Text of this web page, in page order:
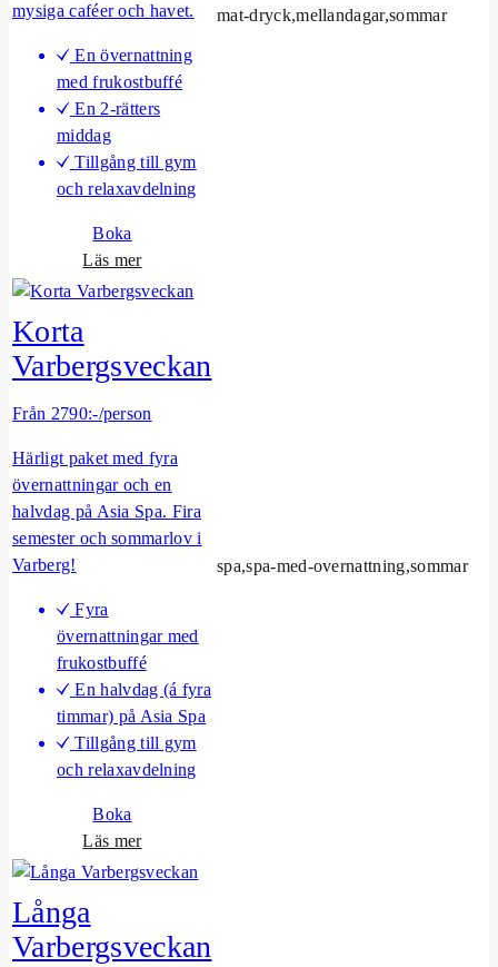
x
mysiga caféer och havet.
En övernattning
med frukostbuffé
En 2-rätters
middag
Tillgång till gym
och relaxavdelning
Boka
Läs mero
m
t
p
k
e
t
mat-dryck,mellandagar,sommar
Korta
Varbergsveckan
Från 2790:-/person
Härligt paket med fyra
övernattningar och en
halvdag på Asia Spa. Fira
semester och sommarlov i
Varberg!
Fyra
övernattningar med
frukostbuffé
En halvdag (á fyra
timmar) på Asia Spa
Tillgång till gym
och relaxavdelning
Boka
Läs mero
m
r
spa,spa-med-overnattning,sommar
Långa
Varbergsveckan